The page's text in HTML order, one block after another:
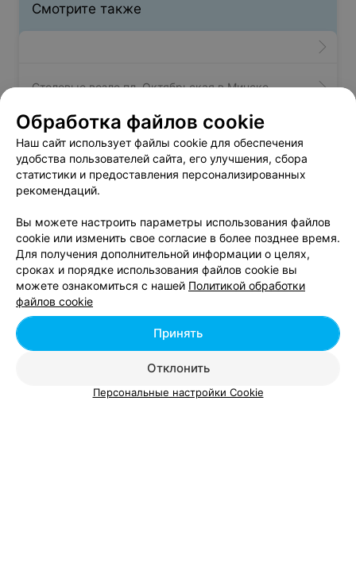
Смотрите также
Столовые возле пл. Октябрьская в Минске
Суши-бары возле пл. Октябрьская в Минске
Вам будет интересно
Пиццерии возле пл. Победы в Минске
Пиццерии возле пл. Свободы в Минске
Пиццерии на Независимости в Минске
Обработка файлов cookie
Наш сайт использует файлы cookie для обеспечения
удобства пользователей сайта, его улучшения, сбора
статистики и предоставления персонализированных
рекомендаций.
Вы можете настроить параметры использования файлов
cookie или изменить свое согласие в более позднее время.
Для получения дополнительной информации о целях,
сроках и порядке использования файлов cookie вы
можете ознакомиться с нашей Политикой обработки
файлов cookie
Отклонить
Принять
Персональные настройки Cookie